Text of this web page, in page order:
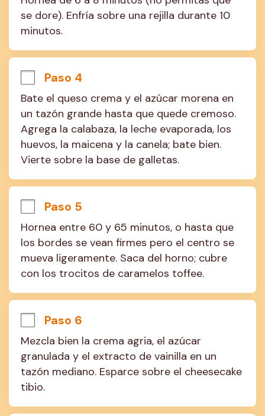
se dore). Enfría sobre una rejilla durante 10
minutos.
Paso 4
Bate el queso crema y el azúcar morena en
un tazón grande hasta que quede cremoso.
Agrega la calabaza, la leche evaporada, los
huevos, la maicena y la canela; bate bien.
Vierte sobre la base de galletas.
Paso 5
Hornea entre 60 y 65 minutos, o hasta que
los bordes se vean firmes pero el centro se
mueva ligeramente. Saca del horno; cubre
con los trocitos de caramelos toffee.
Paso 6
Mezcla bien la crema agria, el azúcar
granulada y el extracto de vainilla en un
tazón mediano. Esparce sobre el cheesecake
tibio.